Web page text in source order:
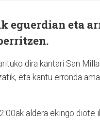
eguerdian eta
dira kantari San
eta kantu erronda
aldera ekingo diote